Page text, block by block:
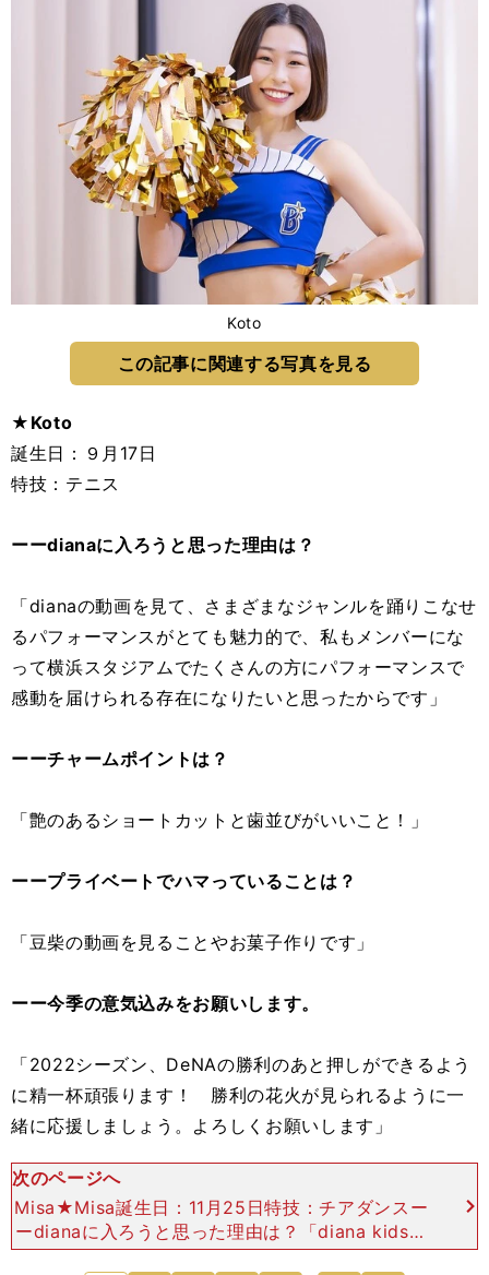
Koto
この記事に関連する写真を見る
★Koto
誕生日：９月17日
特技：テニス
ーーdianaに入ろうと思った理由は？
「dianaの動画を見て、さまざまなジャンルを踊りこなせ
るパフォーマンスがとても魅力的で、私もメンバーにな
って横浜スタジアムでたくさんの方にパフォーマンスで
感動を届けられる存在になりたいと思ったからです」
ーーチャームポイントは？
「艶のあるショートカットと歯並びがいいこと！」
ーープライベートでハマっていることは？
「豆柴の動画を見ることやお菓子作りです」
ーー今季の意気込みをお願いします。
「2022シーズン、DeNAの勝利のあと押しができるよう
に精一杯頑張ります！ 勝利の花火が見られるように一
緒に応援しましょう。よろしくお願いします」
次のページへ
Misa★Misa誕生日：11月25日特技：チアダンスー
ーdianaに入ろうと思った理由は？「diana kidsで
教えていただいていたインストラクターの先生に憧